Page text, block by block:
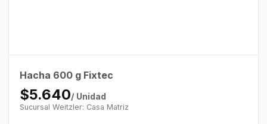
Hacha 600 g Fixtec
$5.640/ Unidad
Sucursal Weitzler: Casa Matriz